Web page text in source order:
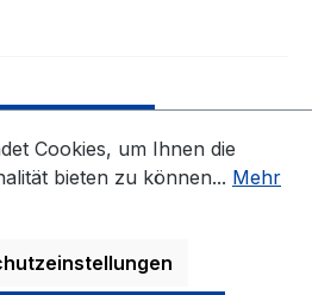
Mehrwertsteuer zzgl.
Cookies, um Ihnen die
bieten zu können... Mehr